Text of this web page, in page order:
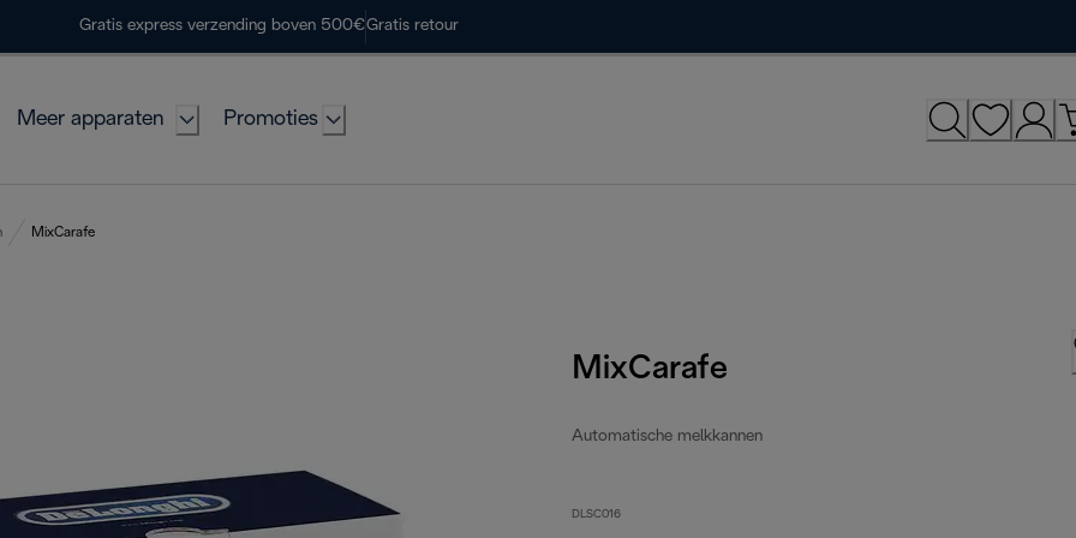
Gratis express verzending boven 500€Gratis retour
Meer apparaten Promoties
MixCarafe
MixCarafe
Automatische melkkannen
DLSC016